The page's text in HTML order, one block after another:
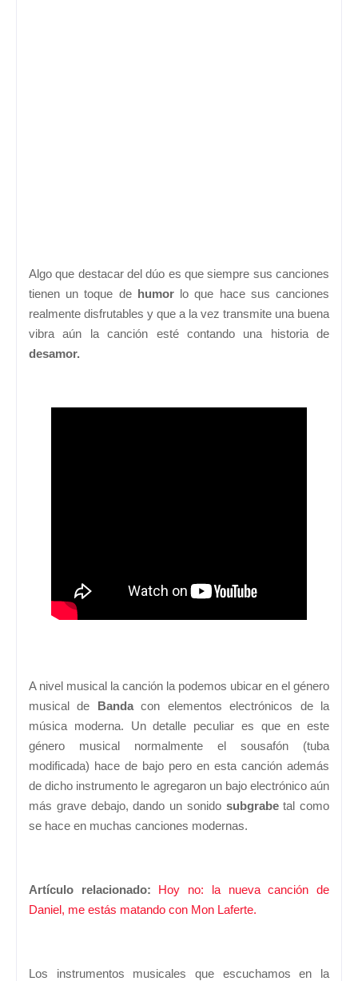
Algo que destacar del dúo es que siempre sus canciones
tienen un toque de humorlo que hace sus canciones
realmente disfrutables y que a la vez transmite una buena
vibra aún la canción esté contando una historia de
desamor.
A nivel musical la canción la podemos ubicar en el género
musical de Bandacon elementos electrónicos de la
música moderna. Un detalle peculiar es que en este
género musical normalmente el sousafón (tuba
modificada) hace de bajo pero en esta canción además
de dicho instrumento le agregaron un bajo electrónico aún
más grave debajo, dando un sonido subgrabetal como
se hace en muchas canciones modernas.
Artículo relacionado: Hoy no: la nueva canción de
Daniel, me estás matando con Mon Laferte.
Los instrumentos musicales que escuchamos en la